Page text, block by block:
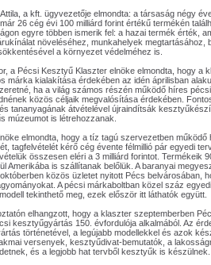
a kft. ügyvezetője elmondta: a társaság négy
26 cég évi 100 milliárd forint értékű termékén
egyre többen ismerik fel: a hazai termék érték,
növeléséhez, munkahelyek megtartásához,
a környezet védelméhez is.
a Pécsi Kesztyű Klaszter elnöke elmondta, hogy a
márka kialakítása érdekében az idén áprilisban
ha a világ számos részén működő híres
közös céljaik megvalósítása érdekében.
tananyagának átvételével újraindítsák
múzeumot is létrehozzanak.
elmondta, hogy a tíz tagú szervezetben
tagfelvételét kérő cég évente félmillió pár egyedi
összesen eléri a 3 milliárd forintot. Termékeik
Amerikába is szállítanak belőlük. A baranyai
közös üzletet nyitott Pécs belvárosában,
A pécsi márkaboltban közel száz
tekinthető meg, ezek először itt láthatók együtt.
elhangzott, hogy a klaszter szeptemberben
kesztyűgyártás 150. évfordulója alkalmából. Az
történetével, a legújabb modellekkel és azok
versenyek, kesztyűdivat-bemutatók, a
és a legjobb hat tervből kesztyűk is készülnek.